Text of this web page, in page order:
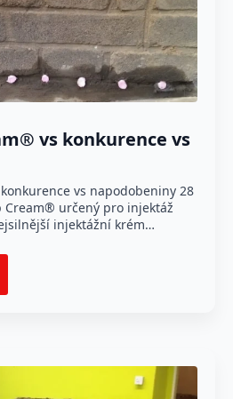
vs konkurence vs
vs napodobeniny 28
Cream® určený pro injektáž
injektážní krém…